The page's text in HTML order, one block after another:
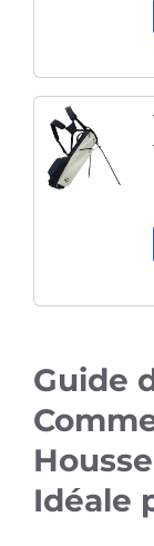
Guide
Idéale